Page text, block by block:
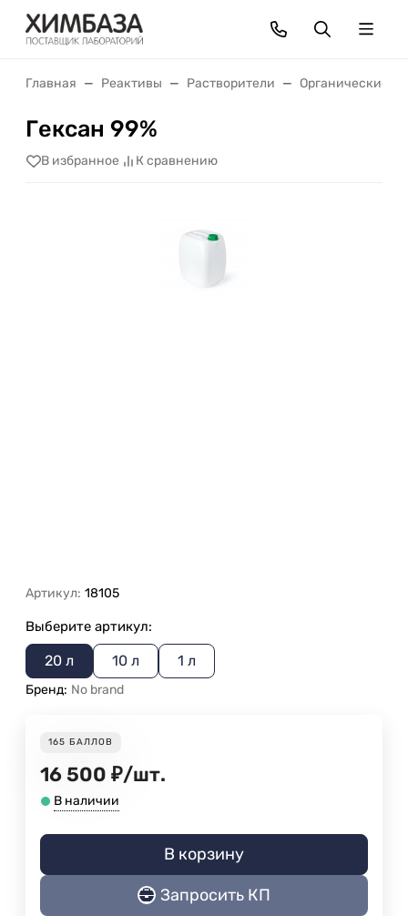
Главная Реактивы Растворители Органические
Гексан 99%
В избранное К сравнению
Артикул: 18105
Выберите артикул:
20 л 10 л 1 л
Бренд: No brand
165 БАЛЛОВ
16 500 ₽/шт.
В наличии
В корзину
Запросить КП